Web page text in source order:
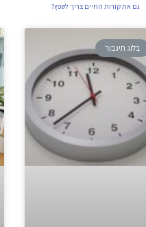
גם את קורות החיים צריך לשפץ?
בלוג תיגבור